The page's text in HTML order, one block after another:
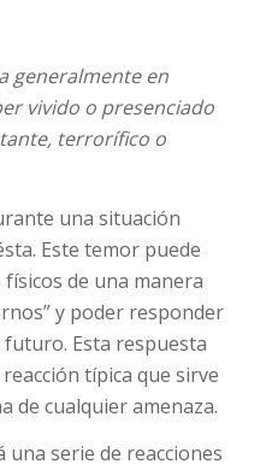
generalmente en
vivido o presenciado
terrorífico o
una situación
Este temor puede
de una manera
y poder responder
Esta respuesta
típica que sirve
de cualquier amenaza.
serie de reacciones